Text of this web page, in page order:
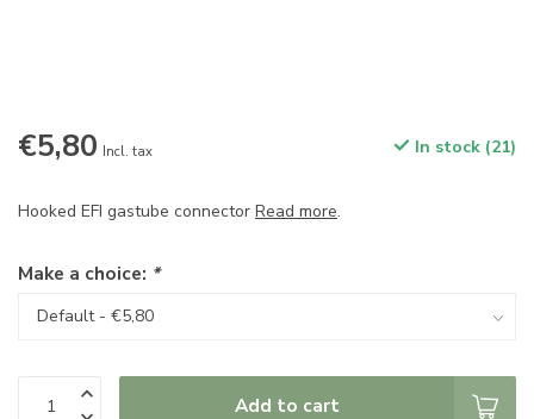
€5,80 Incl. tax In stock (21)
Hooked EFI gastube connector Read more.
Make a choice: *
Add to cart